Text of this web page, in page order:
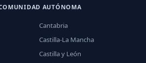
AUTÓNOMA
Cantabria
Castilla-La Mancha
Castilla y León